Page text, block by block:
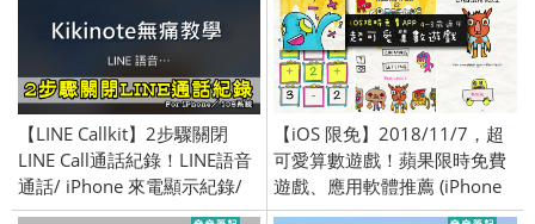
【LINE Callkit】2步驟關閉
LINE Call通話紀錄！LINE語音
通話/ iPhone 來電顯示紀錄/
iOS系統
【iOS 限免】2018/11/7，超
可愛算數遊戲！蘋果限時免費
遊戲、應用軟體推薦 (iPhone
／iPad)